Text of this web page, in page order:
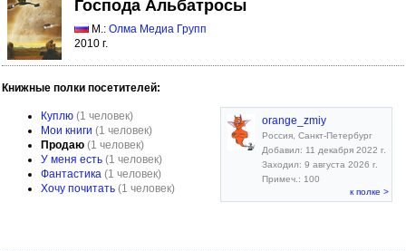
Господа Альбатросы
М.: Олма Медиа Групп
2010 г.
Книжные полки посетителей:
Куплю (1 человек)
Мои книги (1 человек)
Продаю (1 человек)
У меня есть (1 человек)
Фантастика (1 человек)
Хочу почитать (1 человек)
orange_zmiy
Россия, Санкт-Петербург
Добавил: 11 декабря 2022 г.
Заходил: 9 августа 2026 г.
Примеч.: 100
к полке >